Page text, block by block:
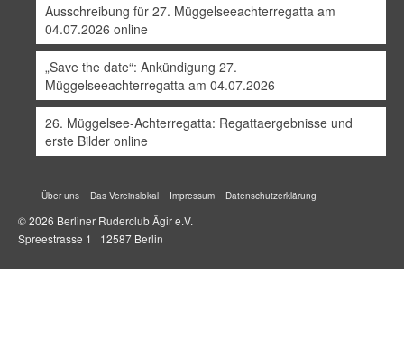
Ausschreibung für 27. Müggelseeachterregatta am
04.07.2026 online
„Save the date“: Ankündigung 27.
Müggelseeachterregatta am 04.07.2026
26. Müggelsee-Achterregatta: Regattaergebnisse und
erste Bilder online
Über uns Das Vereinslokal Impressum Datenschutzerklärung
© 2026 Berliner Ruderclub Ägir e.V. |
Spreestrasse 1 | 12587 Berlin